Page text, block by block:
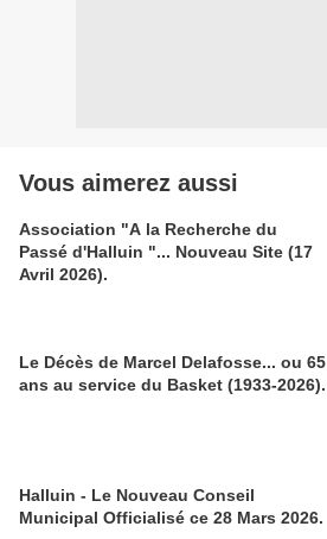
Vous aimerez aussi
Association "A la Recherche du
Passé d'Halluin "... Nouveau Site (17
Avril 2026).
Le Décès de Marcel Delafosse... ou 65
ans au service du Basket (1933-2026).
Halluin - Le Nouveau Conseil
Municipal Officialisé ce 28 Mars 2026.